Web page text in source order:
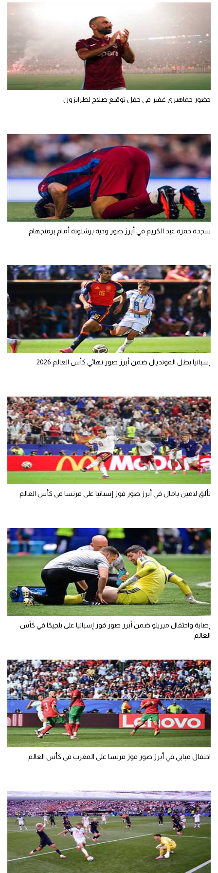
في المونديال
رياضة نسائية
آسيا
ركن الألعاب
أقسام خاصة
Gamers
ميركاتو
تحقيق في الجول
تقرير في الجول
تحليل في الجول
كويز في الجول
فيديو في الجول
حضور جماهيري غفير في حفل توقيع صلاح لطرابزون
سجدة حمزة عبد الكريم في أبرز صور ودية برشلونة أمام برمنجهام
إسبانيا بطل المونديال ضمن أبرز صور نهائي كأس العالم 2026
تألق لامين يامال في أبرز صور فوز إسبانيا على فرنسا في كأس العالم
إصابة واحتفال ميرينو ضمن أبرز صور فوز إسبانيا على بلجيكا في كأس
العالم
احتفال مبابي في أبرز صور فوز فرنسا على المغرب في كأس العالم